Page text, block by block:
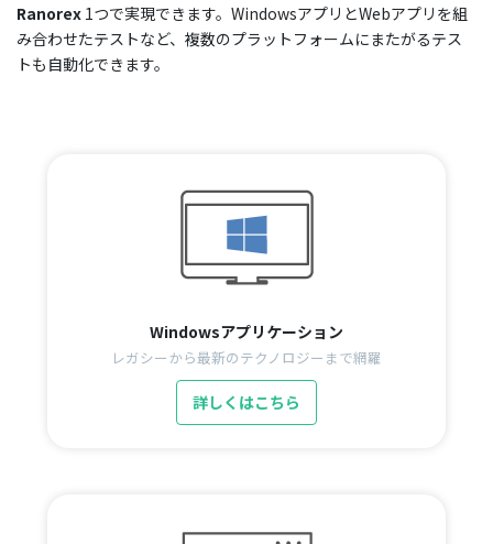
Ranorex 1つで実現できます。WindowsアプリとWebアプリを組
み合わせたテストなど、複数のプラットフォームにまたがるテス
トも自動化できます。
Windowsアプリケーション
レガシーから最新のテクノロジーまで網羅
詳しくはこちら